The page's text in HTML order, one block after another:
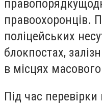
правоохоронців.
поліцейських
блокпостах,
в місцях
Під час